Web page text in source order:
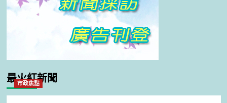
最火紅新聞
市政焦點